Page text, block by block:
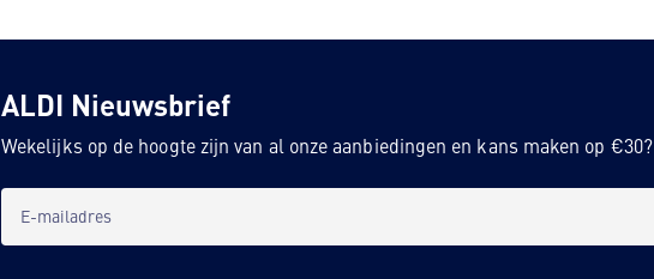
ALDI Nieuwsbrief
Wekelijks op de hoogte zijn van al onze aanbiedingen en kans maken op €30?
E-mailadres